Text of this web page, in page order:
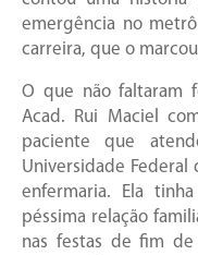
emergência no
carreira, que o
O que não faltaram
Acad. Rui Maciel
paciente que
Universidade Federal
enfermaria. Ela
péssima relação
nas festas de fim